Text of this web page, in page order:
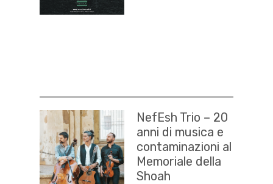
NefEsh Trio – 20
anni di musica e
contaminazioni al
Memoriale della
Shoah